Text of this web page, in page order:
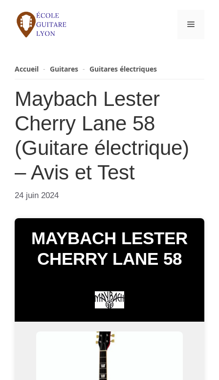
contenu
Menu
Accueil - Guitares - Guitares électriques
Maybach Lester
Cherry Lane 58
(Guitare électrique)
– Avis et Test
24 juin 2024
MAYBACH LESTER
CHERRY LANE 58